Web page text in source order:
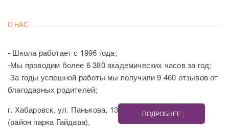
О НАС
- Школа работает с 1996 года;
-Мы проводим более 6 380 академических часов за год;
-За годы успешной работы мы получили 9 460 отзывов от
благодарных родителей;
г. Хабаровск, ул. Панькова, 13
(район парка Гайдара),
ПОДРОБНЕЕ